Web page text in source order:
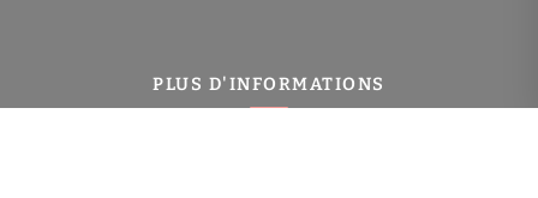
PLUS D'INFORMATIONS